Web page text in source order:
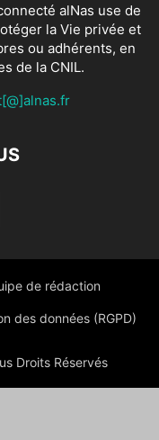
alNas use de
la Vie privée et
ou adhérents, en
de la CNIL.
de rédaction
des données (RGPD)
Droits Réservés